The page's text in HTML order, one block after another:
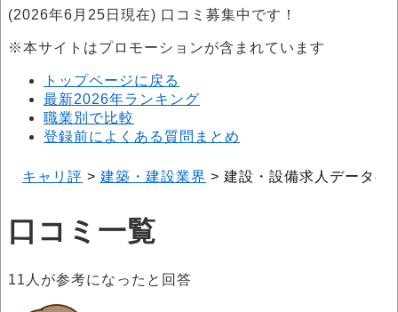
(2026年6月25日現在) 口コミ募集中です！
※本サイトはプロモーションが含まれています
トップページに戻る
最新2026年ランキング
職業別で比較
登録前によくある質問まとめ
キャリ評 > 建築・建設業界 > 建設・設備求人データベ
口コミ一覧
11 人が参考になったと回答